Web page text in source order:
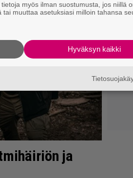
ja
myös ilman suostumusta, jos niillä
muuttaa asetuksiasi milloin tahansa
Hyväksyn kaikki